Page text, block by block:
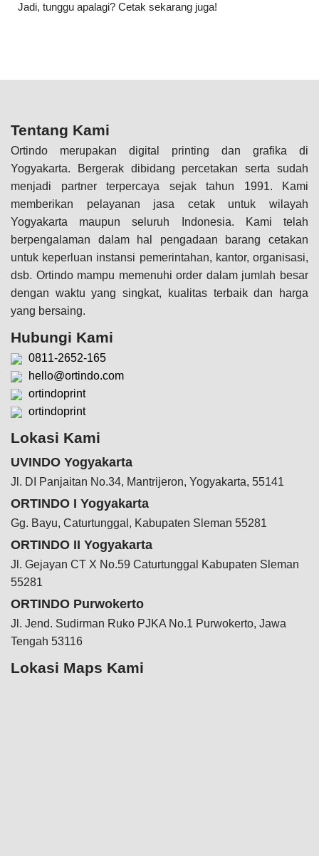
Jadi, tunggu apalagi? Cetak sekarang juga!
Tentang Kami
Ortindo merupakan digital printing dan grafika di
Yogyakarta. Bergerak dibidang percetakan serta sudah
menjadi partner terpercaya sejak tahun 1991. Kami
memberikan pelayanan jasa cetak untuk wilayah
Yogyakarta maupun seluruh Indonesia. Kami telah
berpengalaman dalam hal pengadaan barang cetakan
untuk keperluan instansi pemerintahan, kantor, organisasi,
dsb. Ortindo mampu memenuhi order dalam jumlah besar
dengan waktu yang singkat, kualitas terbaik dan harga
yang bersaing.
Hubungi Kami
0811-2652-165
hello@ortindo.com
ortindoprint
ortindoprint
Lokasi Kami
UVINDO Yogyakarta
Jl. DI Panjaitan No.34, Mantrijeron, Yogyakarta, 55141
ORTINDO I Yogyakarta
Gg. Bayu, Caturtunggal, Kabupaten Sleman 55281
ORTINDO II Yogyakarta
Jl. Gejayan CT X No.59 Caturtunggal Kabupaten Sleman
55281
ORTINDO Purwokerto
Jl. Jend. Sudirman Ruko PJKA No.1 Purwokerto, Jawa
Tengah 53116
Lokasi Maps Kami